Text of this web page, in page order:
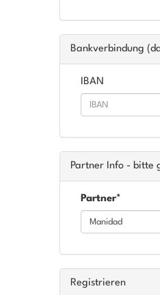
Bankverbindung
IBAN
Partner Info - bitte
Partner*
Registrieren